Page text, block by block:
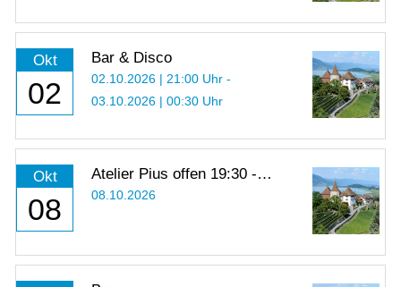
Okt
02
Bar & Disco
02.10.2026 | 21:00 Uhr -
03.10.2026 | 00:30 Uhr
Okt
08
Atelier Pius offen 19:30 -
21:00 Uhr
08.10.2026